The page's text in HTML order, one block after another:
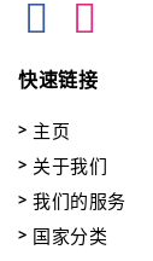
快速链接
主页
关于我们
我们的服务
国家分类